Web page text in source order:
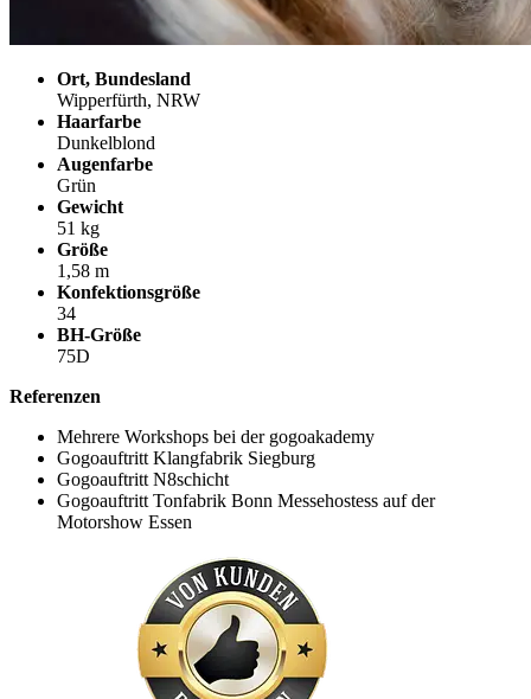
Ort, Bundesland
Wipperfürth, NRW
Haarfarbe
Dunkelblond
Augenfarbe
Grün
Gewicht
51 kg
Größe
1,58 m
Konfektionsgröße
34
BH-Größe
75D
Referenzen
Mehrere Workshops bei der gogoakademy
Gogoauftritt Klangfabrik Siegburg
Gogoauftritt N8schicht
Gogoauftritt Tonfabrik Bonn Messehostess auf der
Motorshow Essen